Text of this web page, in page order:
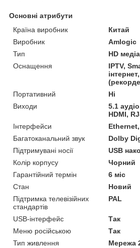
Основні атрибути
Країна виробник
Китай
Виробник
Amlogic
Тип
HD
Оснащення
IPTV,
Портативний
Ні
Виходи
5.1
HDMI,
Інтерфейси
Багатоканальний звук
Dolby
Підтримувані носії
USB
Колір корпусу
Чорний
Гарантійний термін
6 міс
Стан
Новий
Підтримка телевізійних
стандартів
PAL
USB-інтерфейс
Так
Меню російською
Так
Тип живлення
Мережа